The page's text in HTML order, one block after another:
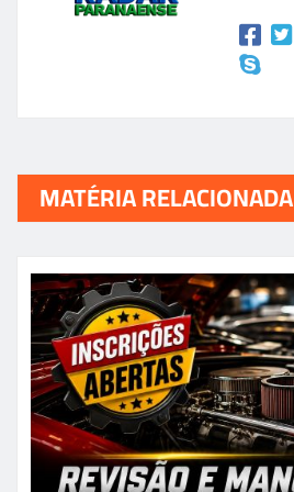
MATÉRIA RELACIONADA